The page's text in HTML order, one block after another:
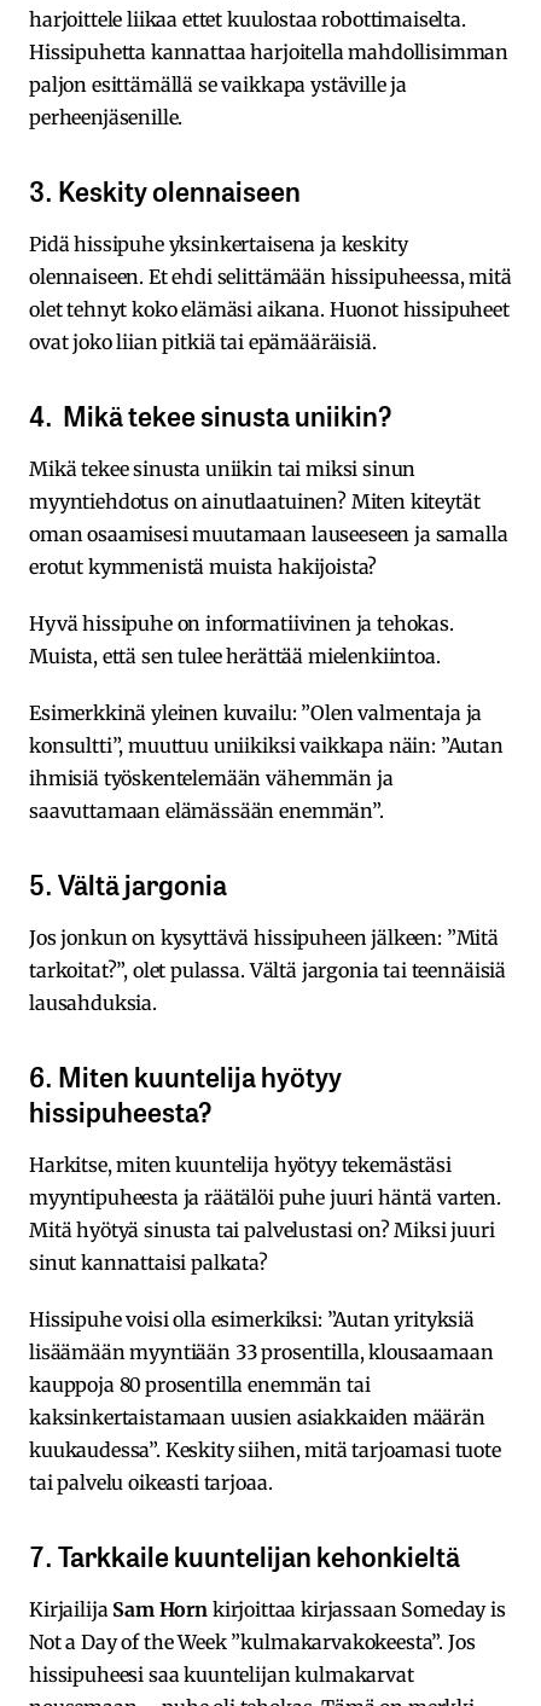
harjoittele liikaa ettet kuulostaa robottimaiselta.
Hissipuhetta kannattaa harjoitella mahdollisimman
paljon esittämällä se vaikkapa ystäville ja
perheenjäsenille.
3. Keskity olennaiseen
Pidä hissipuhe yksinkertaisena ja keskity
olennaiseen. Et ehdi selittämään hissipuheessa, mitä
olet tehnyt koko elämäsi aikana. Huonot hissipuheet
ovat joko liian pitkiä tai epämääräisiä.
4. Mikä tekee sinusta uniikin?
Mikä tekee sinusta uniikin tai miksi sinun
myyntiehdotus on ainutlaatuinen? Miten kiteytät
oman osaamisesi muutamaan lauseeseen ja samalla
erotut kymmenistä muista hakijoista?
Hyvä hissipuhe on informatiivinen ja tehokas.
Muista, että sen tulee herättää mielenkiintoa.
Esimerkkinä yleinen kuvailu: ”Olen valmentaja ja
konsultti”, muuttuu uniikiksi vaikkapa näin: ”Autan
ihmisiä työskentelemään vähemmän ja
saavuttamaan elämässään enemmän”.
5. Vältä jargonia
Jos jonkun on kysyttävä hissipuheen jälkeen: ”Mitä
tarkoitat?”, olet pulassa. Vältä jargonia tai teennäisiä
lausahduksia.
6. Miten kuuntelija hyötyy
hissipuheesta?
Harkitse, miten kuuntelija hyötyy tekemästäsi
myyntipuheesta ja räätälöi puhe juuri häntä varten.
Mitä hyötyä sinusta tai palvelustasi on? Miksi juuri
sinut kannattaisi palkata?
Hissipuhe voisi olla esimerkiksi: ”Autan yrityksiä
lisäämään myyntiään 33 prosentilla, klousaamaan
kauppoja 80 prosentilla enemmän tai
kaksinkertaistamaan uusien asiakkaiden määrän
kuukaudessa”. Keskity siihen, mitä tarjoamasi tuote
tai palvelu oikeasti tarjoaa.
7. Tarkkaile kuuntelijan kehonkieltä
Kirjailija Sam Horn kirjoittaa kirjassaan Someday is
Not a Day of the Week ”kulmakarvakokeesta”. Jos
hissipuheesi saa kuuntelijan kulmakarvat